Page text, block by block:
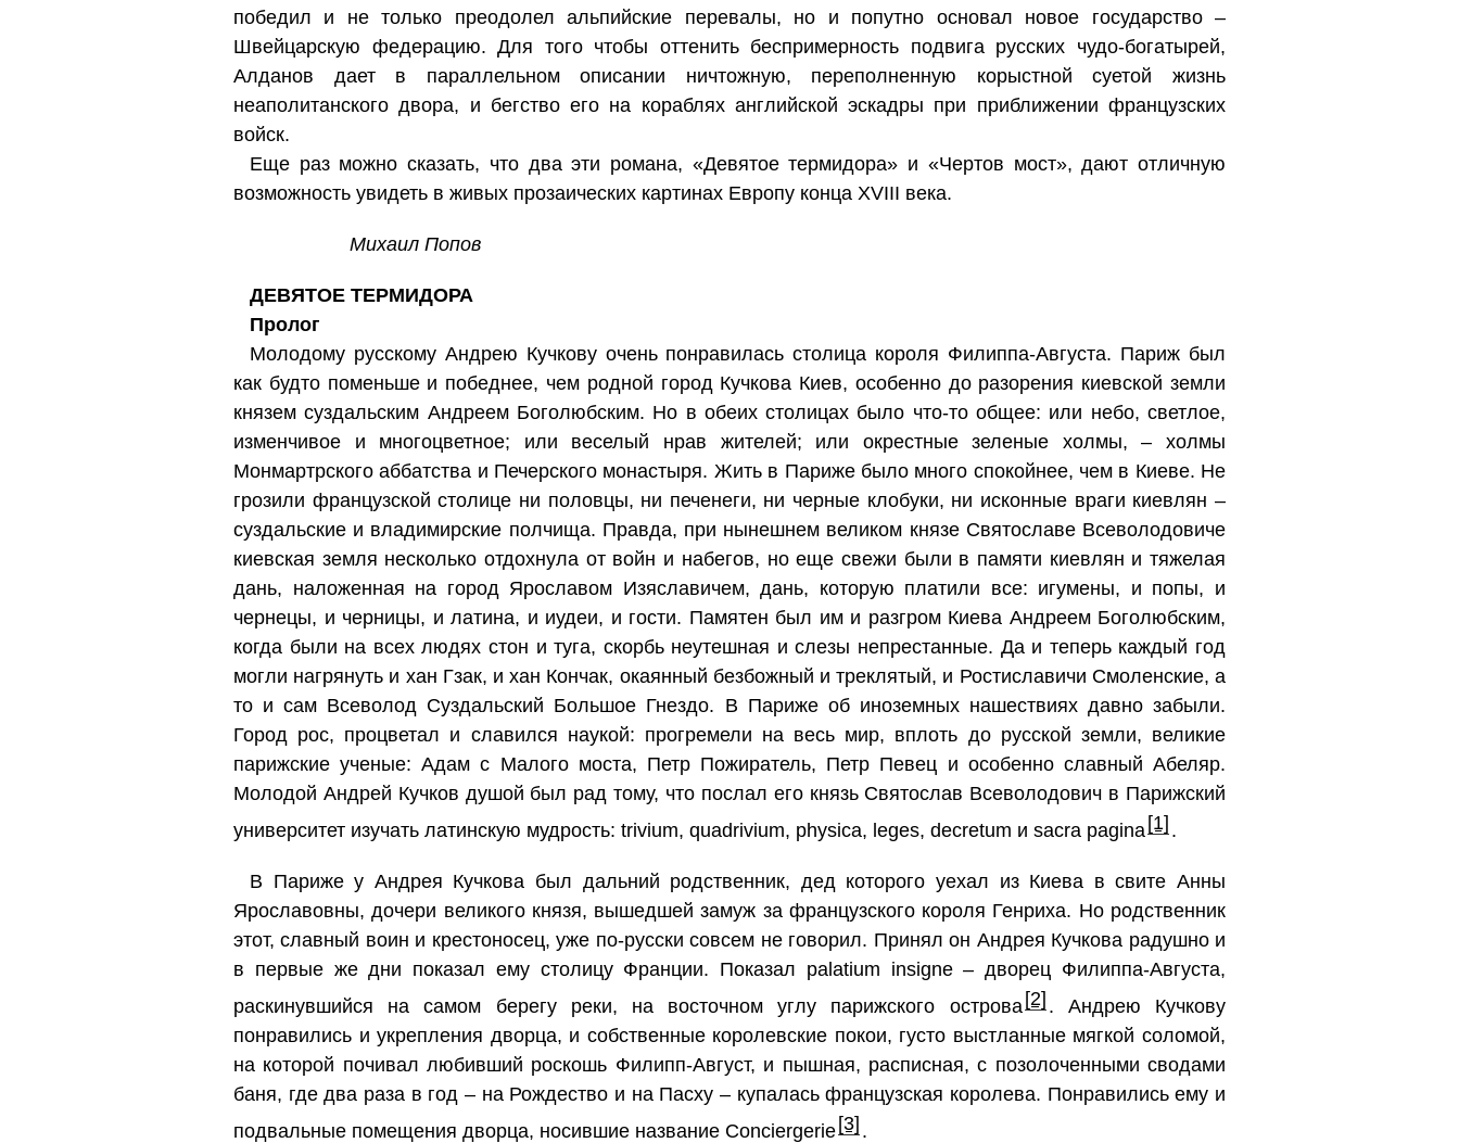
победил и не только преодолел альпийские перевалы, но и попутно основал новое государство –
Швейцарскую федерацию. Для того чтобы оттенить беспримерность подвига русских чудо-богатырей,
Алданов дает в параллельном описании ничтожную, переполненную корыстной суетой жизнь
неаполитанского двора, и бегство его на кораблях английской эскадры при приближении французских
войск.
Еще раз можно сказать, что два эти романа, «Девятое термидора» и «Чертов мост», дают отличную
возможность увидеть в живых прозаических картинах Европу конца XVIII века.
Михаил Попов
ДЕВЯТОЕ ТЕРМИДОРА
Пролог
Молодому русскому Андрею Кучкову очень понравилась столица короля Филиппа-Августа. Париж был
как будто поменьше и победнее, чем родной город Кучкова Киев, особенно до разорения киевской земли
князем суздальским Андреем Боголюбским. Но в обеих столицах было что-то общее: или небо, светлое,
изменчивое и многоцветное; или веселый нрав жителей; или окрестные зеленые холмы, – холмы
Монмартрского аббатства и Печерского монастыря. Жить в Париже было много спокойнее, чем в Киеве. Не
грозили французской столице ни половцы, ни печенеги, ни черные клобуки, ни исконные враги киевлян –
суздальские и владимирские полчища. Правда, при нынешнем великом князе Святославе Всеволодовиче
киевская земля несколько отдохнула от войн и набегов, но еще свежи были в памяти киевлян и тяжелая
дань, наложенная на город Ярославом Изяславичем, дань, которую платили все: игумены, и попы, и
чернецы, и черницы, и латина, и иудеи, и гости. Памятен был им и разгром Киева Андреем Боголюбским,
когда были на всех людях стон и туга, скорбь неутешная и слезы непрестанные. Да и теперь каждый год
могли нагрянуть и хан Гзак, и хан Кончак, окаянный безбожный и треклятый, и Ростиславичи Смоленские, а
то и сам Всеволод Суздальский Большое Гнездо. В Париже об иноземных нашествиях давно забыли.
Город рос, процветал и славился наукой: прогремели на весь мир, вплоть до русской земли, великие
парижские ученые: Адам с Малого моста, Петр Пожиратель, Петр Певец и особенно славный Абеляр.
Молодой Андрей Кучков душой был рад тому, что послал его князь Святослав Всеволодович в Парижский
университет изучать латинскую мудрость: trivium, quadrivium, physica, leges, decretum и sacra pagina [1] .
В Париже у Андрея Кучкова был дальний родственник, дед которого уехал из Киева в свите Анны
Ярославовны, дочери великого князя, вышедшей замуж за французского короля Генриха. Но родственник
этот, славный воин и крестоносец, уже по-русски совсем не говорил. Принял он Андрея Кучкова радушно и
в первые же дни показал ему столицу Франции. Показал palatium insigne – дворец Филиппа-Августа,
раскинувшийся на самом берегу реки, на восточном углу парижского острова [2] . Андрею Кучкову
понравились и укрепления дворца, и собственные королевские покои, густо выстланные мягкой соломой,
на которой почивал любивший роскошь Филипп-Август, и пышная, расписная, с позолоченными сводами
баня, где два раза в год – на Рождество и на Пасху – купалась французская королева. Понравились ему и
подвальные помещения дворца, носившие название Conciergerie [3] .